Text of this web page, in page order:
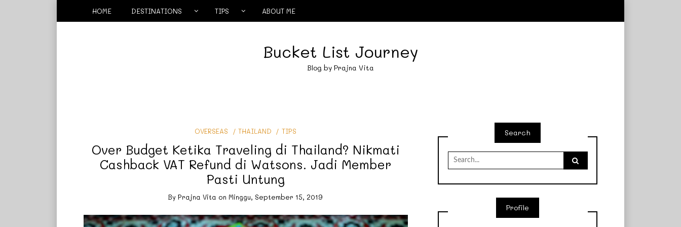
HOME DESTINATIONS TIPS ABOUT ME
Bucket List Journey
Blog by Prajna Vita
OVERSEAS THAILAND TIPS
Over Budget Ketika Traveling di Thailand? Nikmati
Cashback VAT Refund di Watsons. Jadi Member
Pasti Untung
ByPrajna Vita on Minggu, September 15, 2019
Search
Search
for:
Profile